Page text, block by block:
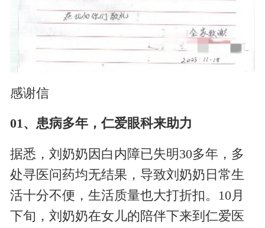
感谢信
01、患病多年，仁爱眼科来助力
据悉，刘奶奶因白内障已失明30多年，多
处寻医问药均无结果，导致刘奶奶日常生
活十分不便，生活质量也大打折扣。10月
下旬，刘奶奶在女儿的陪伴下来到仁爱医